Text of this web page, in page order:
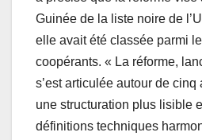
Guinée de la liste noire de
elle avait été classée parmi
coopérants. « La réforme,
s’est articulée autour de
une structuration plus lisible
définitions techniques